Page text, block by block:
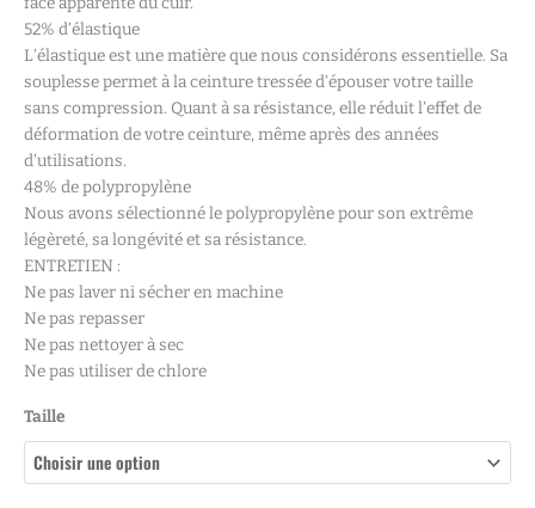
52% d’élastique
L’élastique est une matière que nous considérons essentielle. Sa
souplesse permet à la ceinture tressée d’épouser votre taille
sans compression. Quant à sa résistance, elle réduit l’effet de
déformation de votre ceinture, même après des années
d’utilisations.
48% de polypropylène
Nous avons sélectionné le polypropylène pour son extrême
légèreté, sa longévité et sa résistance.
ENTRETIEN :
Ne pas laver ni sécher en machine
Ne pas repasser
Ne pas nettoyer à sec
Ne pas utiliser de chlore
Taille